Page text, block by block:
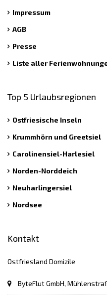
Impressum
AGB
Presse
Liste aller
Top 5 Urlaubsregionen
Ostfriesische Inseln
Krummhörn und Greetsiel
Carolinensiel-Harlesiel
Norden-Norddeich
Neuharlingersiel
Nordsee
Kontakt
Ostfriesland Domizile
ByteFlut GmbH,